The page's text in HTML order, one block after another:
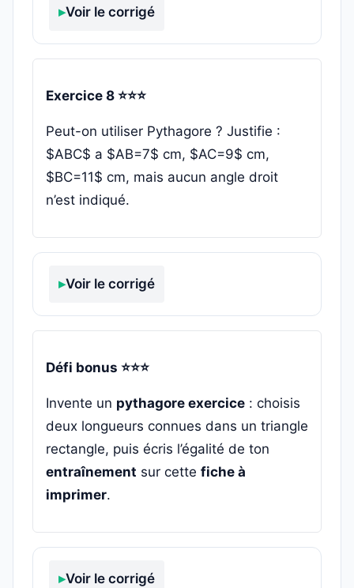
Voir le corrigé
Exercice 8 ⭐⭐⭐
Peut-on utiliser Pythagore ? Justifie :
$ABC$ a $AB=7$ cm, $AC=9$ cm,
$BC=11$ cm, mais aucun angle droit
n’est indiqué.
Voir le corrigé
Défi bonus ⭐⭐⭐
Invente un pythagore exercice : choisis
deux longueurs connues dans un triangle
rectangle, puis écris l’égalité de ton
entraînement sur cette fiche à
imprimer.
Voir le corrigé